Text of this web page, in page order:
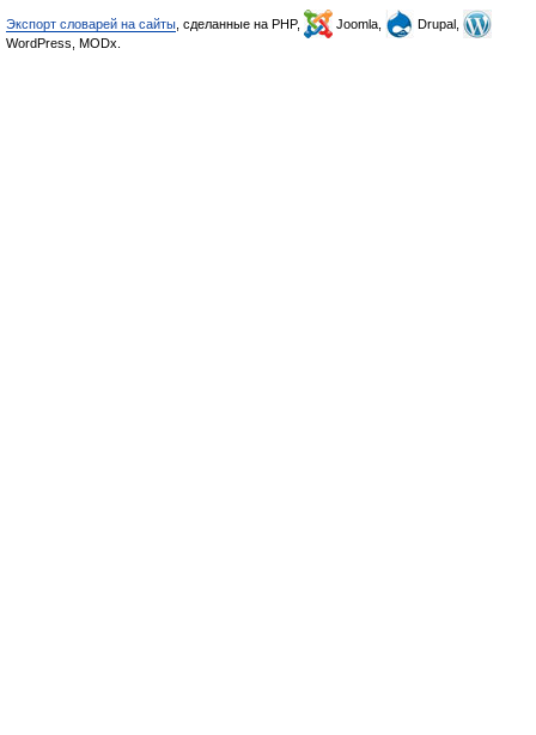
Экспорт словарей на сайты , сделанные на PHP, Joomla,
Drupal,
WordPress, MODx.